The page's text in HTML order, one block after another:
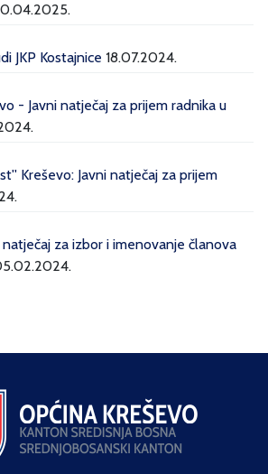
JKP Kostajnice 18.07.2024.
- Javni natječaj za prijem radnika u
Kreševo: Javni natječaj za prijem
natječaj za izbor i imenovanje članova